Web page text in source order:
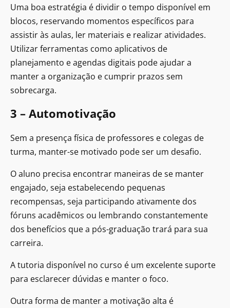
Uma boa estratégia é dividir o tempo disponível em
blocos, reservando momentos específicos para
assistir às aulas, ler materiais e realizar atividades.
Utilizar ferramentas como aplicativos de
planejamento e agendas digitais pode ajudar a
manter a organização e cumprir prazos sem
sobrecarga.
3 – Automotivação
Sem a presença física de professores e colegas de
turma, manter-se motivado pode ser um desafio.
O aluno precisa encontrar maneiras de se manter
engajado, seja estabelecendo pequenas
recompensas, seja participando ativamente dos
fóruns acadêmicos ou lembrando constantemente
dos benefícios que a pós-graduação trará para sua
carreira.
A tutoria disponível no curso é um excelente suporte
para esclarecer dúvidas e manter o foco.
Outra forma de manter a motivação alta é